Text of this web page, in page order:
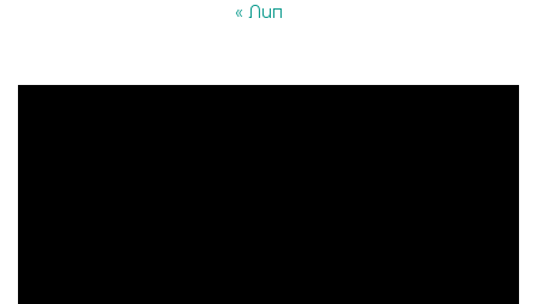
« Лип